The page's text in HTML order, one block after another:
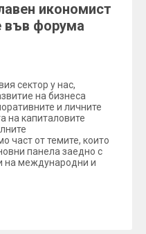
икономист
във форума
сектор у нас,
на бизнеса
и личните
на капиталовите
част от темите, които
панела заедно с
на международни и